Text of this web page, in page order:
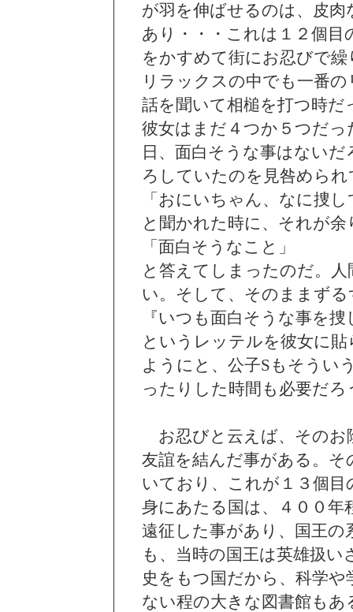
が羽を伸ばせるのは、皮
あり・・・これは１２個目
をかすめて街にお忍びで
リラックスの中でも一番
話を聞いて相槌を打つ時
彼女はまだ４つか５つだ
日、面白そうな事はない
ろしていたのを見咎められ
「おにいちゃん、なに捜
と聞かれた時に、それが
「面白そうなこと」
と答えてしまったのだ。
い。そして、そのままずる
『いつも面白そうな事を
というレッテルを彼女に
ようにと、公子Sもそうい
ったりした時間も必要だろ
お忍びと云えば、そのお
友誼を結んだ事がある。
いており、これが１３個
身にあたる国は、４００年
遠征した事があり、国王
も、当時の国王は英雄扱
史をもつ国だから、科学
ない程の大きな図書館も